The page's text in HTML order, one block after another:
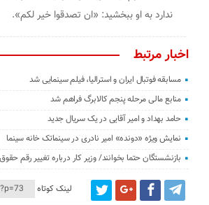
ندارد به او ببخشید: «ان تصدقوا خیر لکم».
اخبار مرتبط
مسابقه فوتبال ایران و استرالیا، فیلم سینمایی شد
منابع مالی مرحله پنجم کالابرگ فراهم شد
حامد بهداد و امیر آقایی در یک سریال جدید
نمایش ویژه «دونده» امیر نادری در سینماتک خانه سینما
بازنشستگان حتما بخوانند/ وزیر کار درباره تغییر رقم
لینک کوتاه